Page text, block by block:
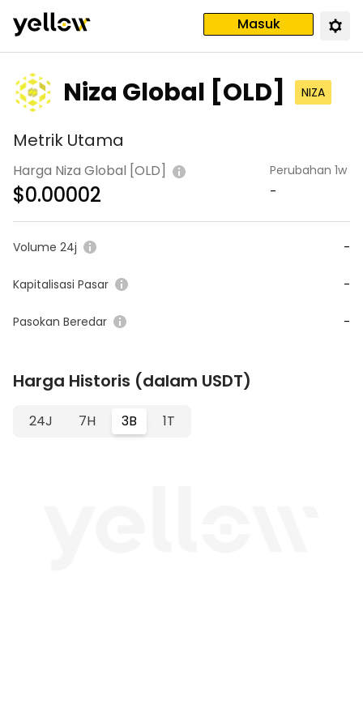
Masuk
Niza Global [OLD] NIZA
Metrik Utama
Harga Niza Global [OLD]
$0.00002
Perubahan 1w
-
Volume 24j -
Kapitalisasi Pasar -
Pasokan Beredar -
Harga Historis (dalam USDT)
24J 7H 3B 1T